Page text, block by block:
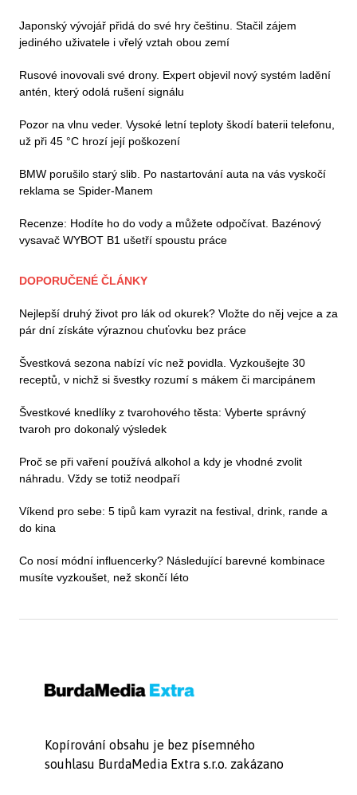
Japonský vývojář přidá do své hry češtinu. Stačil zájem
jediného uživatele i vřelý vztah obou zemí
Rusové inovovali své drony. Expert objevil nový systém ladění
antén, který odolá rušení signálu
Pozor na vlnu veder. Vysoké letní teploty škodí baterii telefonu,
už při 45 °C hrozí její poškození
BMW porušilo starý slib. Po nastartování auta na vás vyskočí
reklama se Spider-Manem
Recenze: Hodíte ho do vody a můžete odpočívat. Bazénový
vysavač WYBOT B1 ušetří spoustu práce
DOPORUČENÉ ČLÁNKY
Nejlepší druhý život pro lák od okurek? Vložte do něj vejce a za
pár dní získáte výraznou chuťovku bez práce
Švestková sezona nabízí víc než povidla. Vyzkoušejte 30
receptů, v nichž si švestky rozumí s mákem či marcipánem
Švestkové knedlíky z tvarohového těsta: Vyberte správný
tvaroh pro dokonalý výsledek
Proč se při vaření používá alkohol a kdy je vhodné zvolit
náhradu. Vždy se totiž neodpaří
Víkend pro sebe: 5 tipů kam vyrazit na festival, drink, rande a
do kina
Co nosí módní influencerky? Následující barevné kombinace
musíte vyzkoušet, než skončí léto
Kopírování obsahu je bez písemného
souhlasu BurdaMedia Extra s.r.o. zakázano